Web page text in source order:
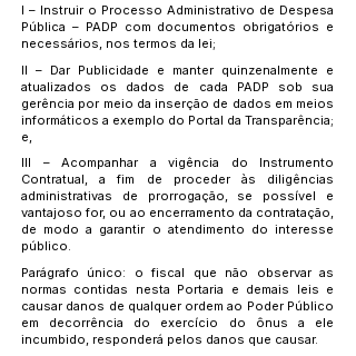
I – Instruir o Processo Administrativo de Despesa
Pública – PADP com documentos obrigatórios e
necessários, nos termos da lei;
II – Dar Publicidade e manter quinzenalmente e
atualizados os dados de cada PADP sob sua
gerência por meio da inserção de dados em meios
informáticos a exemplo do Portal da Transparência;
e,
III – Acompanhar a vigência do Instrumento
Contratual, a fim de proceder às diligências
administrativas de prorrogação, se possível e
vantajoso for, ou ao encerramento da contratação,
de modo a garantir o atendimento do interesse
público.
Parágrafo único: o fiscal que não observar as
normas contidas nesta Portaria e demais leis e
causar danos de qualquer ordem ao Poder Público
em decorrência do exercício do ônus a ele
incumbido, responderá pelos danos que causar.